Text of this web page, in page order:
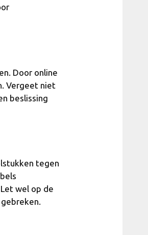
Door online
Vergeet niet
beslissing
tegen
wel op de